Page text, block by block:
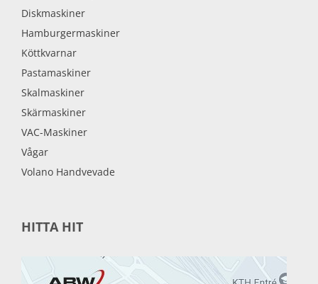
Diskmaskiner
Hamburgermaskiner
Köttkvarnar
Pastamaskiner
Skalmaskiner
Skärmaskiner
VAC-Maskiner
Vågar
Volano Handvevade
HITTA HIT